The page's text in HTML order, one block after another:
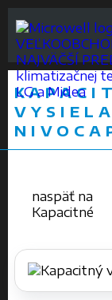
NAJVÄČŠÍ
klimatizačnej
LG a Midea
naspäť na
Kapacitné